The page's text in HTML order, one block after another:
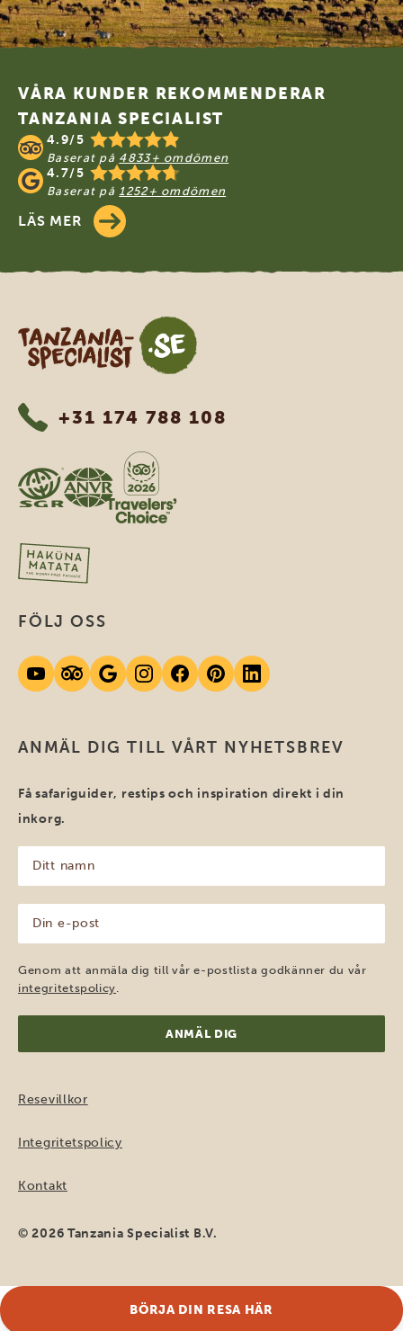
Footer
VÅRA KUNDER REKOMMENDERAR
TANZANIA SPECIALIST
4.9/5
Baserat på 4833+ omdömen
4.7/5
Baserat på 1252+ omdömen
LÄS MER
Tanzania Specialist
+31 174 788 108
ANMÄL DIG TILL VÅRT NYHETSBREV
Få safariguider, restips och inspiration direkt i din
inkorg.
namn
(Obligatoriskt)
post
(Obligatoriskt)
Genom att anmäla dig till vår e-postlista godkänner du vår
integritetspolicy
FÖLJ OSS
Resevillkor
Integritetspolicy
Kontakt
© 2026 Tanzania Specialist B.V.
BÖRJA DIN RESA HÄR